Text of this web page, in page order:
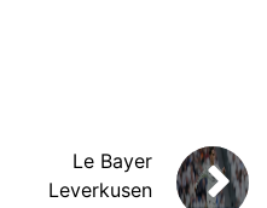
Le Bayer
Leverkusen